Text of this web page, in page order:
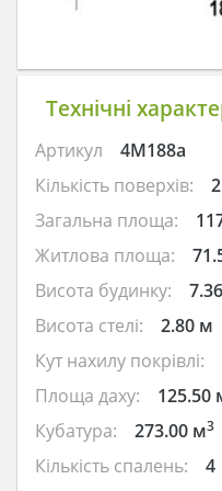
Технічні
Артикул
4M188a
Кількість поверхів:
2
Загальна площа:
Житлова площа:
Висота будинку:
Висота стелі:
2.80 м
Кут нахилу покрівлі:
Площа даху:
125.50
Кубатура: 273.00 м3
Кількість спалень:
4